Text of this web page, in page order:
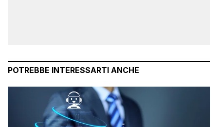
POTREBBE INTERESSARTI ANCHE